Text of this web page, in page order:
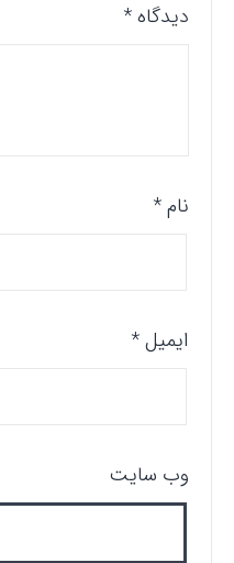
دیدگاه*
نام*
ایمیل*
وب‌ سایت